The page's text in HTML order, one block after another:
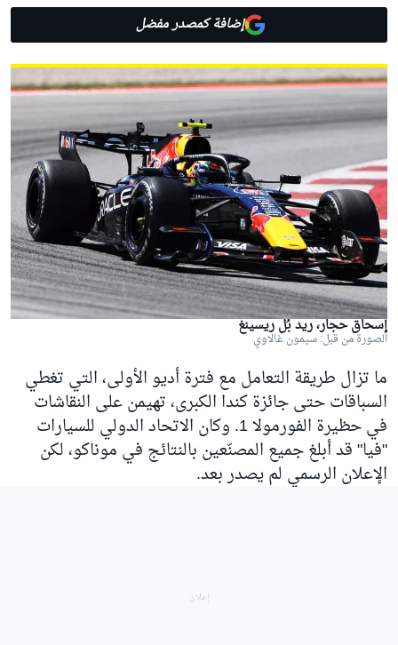
إضافة كمصدر مفضل
إسحاق حجار، ريد بُل ريسينغ
الصورة من قبل: سيمون غالاوي
ما تزال طريقة التعامل مع فترة أديو الأولى، التي تغطي
السباقات حتى جائزة كندا الكبرى، تهيمن على النقاشات
في حظيرة الفورمولا 1. وكان الاتحاد الدولي للسيارات
"فيا" قد أبلغ جميع المصنّعين بالنتائج في موناكو، لكن
الإعلان الرسمي لم يصدر بعد.